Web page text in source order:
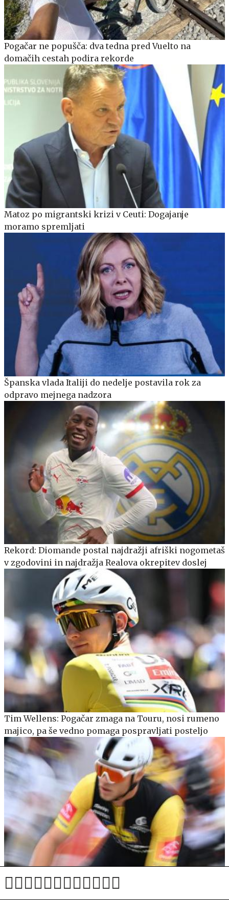
Pogačar ne popušča: dva tedna pred Vuelto na
domačih cestah podira rekorde
Matoz po migrantski krizi v Ceuti: Dogajanje
moramo spremljati
Španska vlada Italiji do nedelje postavila rok za
odpravo mejnega nadzora
Rekord: Diomande postal najdražji afriški nogometaš
v zgodovini in najdražja Realova okrepitev doslej
Tim Wellens: Pogačar zmaga na Touru, nosi rumeno
majico, pa še vedno pomaga pospravljati posteljo
Drugi šprint in še drugič je Milan premagal Magniera